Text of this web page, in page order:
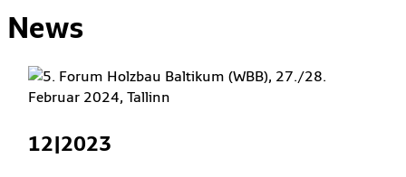
News
12|2023